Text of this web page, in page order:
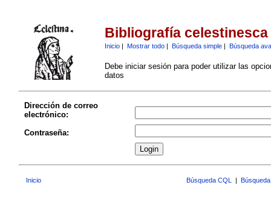
Bibliografía celestinesca
Inicio| Mostrar todo| Búsqueda simple| Búsqueda
Debe iniciar sesión para poder utilizar las
datos
Dirección de correo
electrónico:
Contraseña:
Inicio Búsqueda CQL |